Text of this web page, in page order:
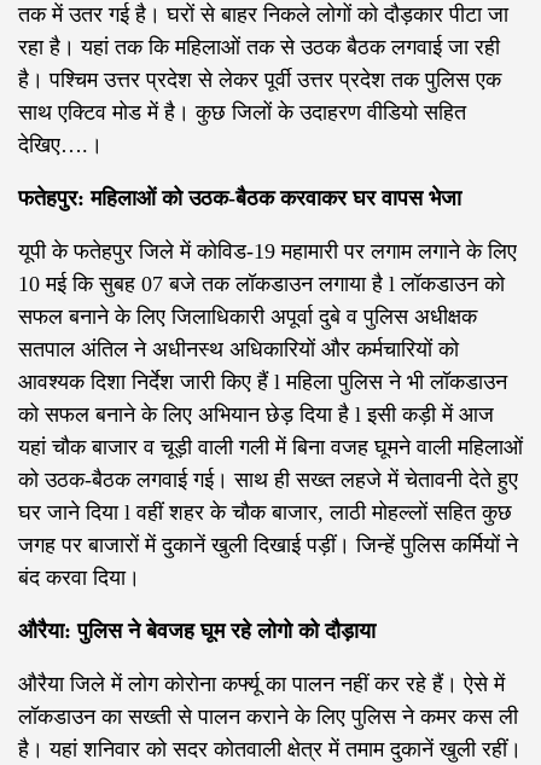
तक में उतर गई है। घरों से बाहर निकले लोगों को दौड़कार पीटा जा
रहा है। यहां तक कि महिलाओं तक से उठक बैठक लगवाई जा रही
है। पश्चिम उत्तर प्रदेश से लेकर पूर्वी उत्तर प्रदेश तक पुलिस एक
साथ एक्टिव मोड में है। कुछ जिलों के उदाहरण वीडियो सहित
देखिए….।
फतेहपुर: महिलाओं को उठक-बैठक करवाकर घर वापस भेजा
यूपी के फतेहपुर जिले में कोविड-19 महामारी पर लगाम लगाने के लिए
10 मई कि सुबह 07 बजे तक लॉकडाउन लगाया है l लॉकडाउन को
सफल बनाने के लिए जिलाधिकारी अपूर्वा दुबे व पुलिस अधीक्षक
सतपाल अंतिल ने अधीनस्थ अधिकारियों और कर्मचारियों को
आवश्यक दिशा निर्देश जारी किए हैं l महिला पुलिस ने भी लॉकडाउन
को सफल बनाने के लिए अभियान छेड़ दिया है l इसी कड़ी में आज
यहां चौक बाजार व चूड़ी वाली गली में बिना वजह घूमने वाली महिलाओं
को उठक-बैठक लगवाई गई। साथ ही सख्त लहजे में चेतावनी देते हुए
घर जाने दिया l वहीं शहर के चौक बाजार, लाठी मोहल्लों सहित कुछ
जगह पर बाजारों में दुकानें खुली दिखाई पड़ीं। जिन्हें पुलिस कर्मियों ने
बंद करवा दिया।
औरैया: पुलिस ने बेवजह घूम रहे लोगो को दौड़ाया
औरैया जिले में लोग कोरोना कर्फ्यू का पालन नहीं कर रहे हैं। ऐसे में
लॉकडाउन का सख्ती से पालन कराने के लिए पुलिस ने कमर कस ली
है। यहां शनिवार को सदर कोतवाली क्षेत्र में तमाम दुकानें खुली रहीं।